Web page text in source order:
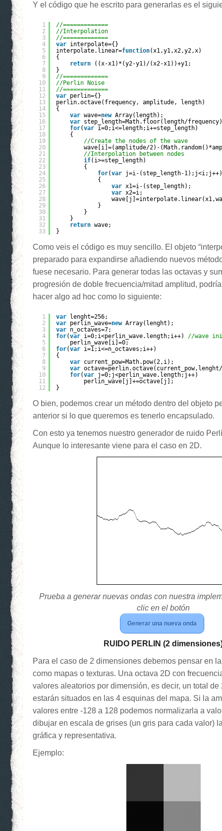
Y el código que he escrito para generarlas es el
1
2
3
4
5
6
7
8
9
10
11
12
13
14
15
16
17
18
19
20
21
22
23
24
25
26
27
28
29
30
31
32
33
//=============
//Interpolation
//=============
var interpolate={}
interpolate.linear=function(x1,y1,x2,y2,x)
{
return
((x-x1)*(y2-y1)/(x2-x1))+y1;
}
//=============
//Perlin Noise
//=============
var perlin={}
perlin.octave(frequency, amplitude, length)
{
var wave=new Array(length);
var step_length=Math.floor(length/
for(var i=0;i<=length;i+=step_length)
{
//Create the nodes of the wave
wave[i]=(amplitude/2)-
//Interpolation between nodes
if(i>=step_length)
{
for(var j=i-(step_length-1);j<i;j++)
{
var x1=i-(step_length);
var x2=i;
}
}
}
return wave;
}
Como veis el código es muy sencillo. El objeto
preparado para expandirse añadiendo nuevos
fuese necesario. Para generar todas las octavas y
progresión de doble frecuencia/mitad amplitud,
hacer algo ad hoc como lo siguiente:
1
2
3
4
5
6
7
8
9
10
11
12
var
lenght=256;
var perlin_wave=new Array(lenght);
var n_octaves=7;
for(var i=0;i<perlin_wave.length;i++) //wave
perlin_wave[i]=0;
for(var i=1;i<=n_octaves;i++)
{
var current_pow=Math.pow(2,i);
var
for(var j=0;j<perlin_wave.length;j++)
perlin_wave[j]+=octave[j];
}
O bien, podemos crear un método dentro del objeto
anterior si lo que queremos es tenerlo encapsulado.
Con esto ya tenemos nuestro generador de ruido
Aunque lo interesante viene para el caso en 2D.
Prueba a generar nuevas ondas con nuestra
clic en el botón
Generar una nueva onda
RUIDO PERLIN (2
Para el caso de 2 dimensiones debemos pensar en
como mapas o texturas. Una octava 2D con
valores aleatorios por dimensión, es decir, un total
estarán situados en las 4 esquinas del mapa. Si la
valores entre -128 a 128 podemos normalizarla a
dibujar en escala de grises (un gris para cada valor)
gráfica y representativa.
Ejemplo: